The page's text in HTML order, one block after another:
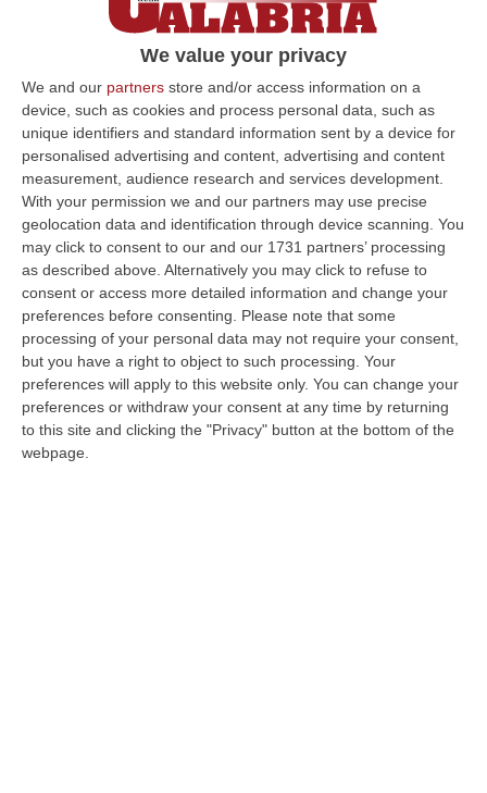
We value your privacy
We and our partners store and/or access information on a
device, such as cookies and process personal data, such as
unique identifiers and standard information sent by a device for
personalised advertising and content, advertising and content
measurement, audience research and services development.
With your permission we and our partners may use precise
geolocation data and identification through device scanning. You
may click to consent to our and our 1731 partners’ processing
as described above. Alternatively you may click to refuse to
consent or access more detailed information and change your
preferences before consenting.
Please note that some
processing of your personal data may not require your consent,
but you have a right to object to such processing. Your
preferences will apply to this website only. You can change your
preferences or withdraw your consent at any time by returning
to this site and clicking the "Privacy" button at the bottom of the
webpage.
Clicca e segui “Corriere della Calabria” su Google News
COSENZAIl nome del calciatore Francesco
Modesto era spuntato, nel 2013, nelle
dichiarazioni del collaboratore di giustizia
Roberto Violetta Calabrese, ex affiliato ai
clan cosentini. L’indagine sulla quale il
pentito era intervenuto riguardava proprio